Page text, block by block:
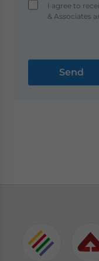
I agree to
& Associates